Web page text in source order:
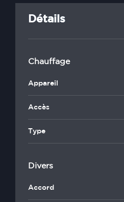
Détails
Chauffage
Appareil
Accès
Type
Divers
Accord